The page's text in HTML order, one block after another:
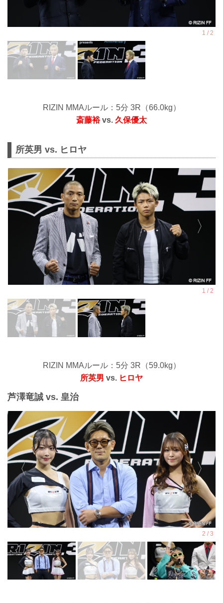
RIZIN MMAルール：5分 3R（66.0kg）
斎藤裕vs. 久保優太
所英男 vs. ヒロヤ
RIZIN MMAルール：5分 3R（59.0kg）
所英男 vs. ヒロヤ
芦澤竜誠 vs. 皇治